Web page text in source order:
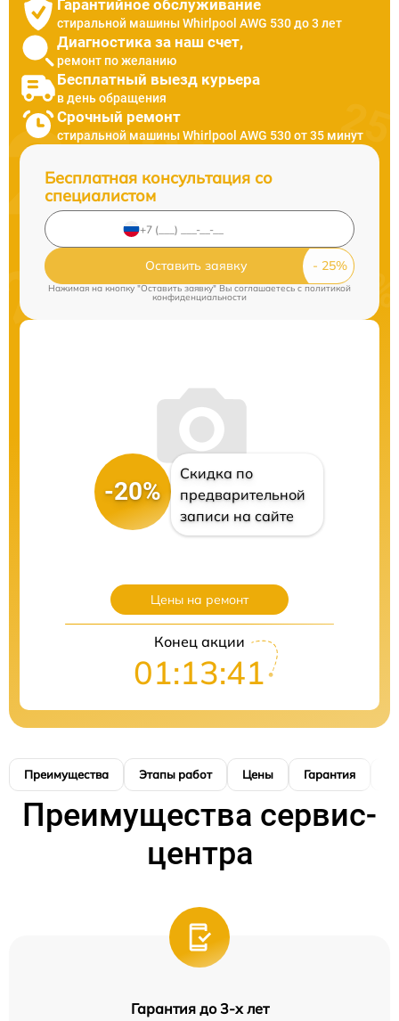
Гарантийное обслуживание
стиральной машины Whirlpool AWG 530 до 3 лет
Диагностика за наш счет,
ремонт по желанию
Бесплатный выезд курьера
в день обращения
Срочный ремонт
стиральной машины Whirlpool AWG 530 от 35 минут
Бесплатная консультация со
специалистом
Оставить заявку
Нажимая на кнопку "Оставить заявку" Вы соглашаетесь c политикой
конфиденциальности
-20%
Скидка по
предварительной
записи на сайте
Цены на ремонт
Конец акции
01:13:40
Преимущества Этапы работ Цены Гарантия
Преимущества сервис-
центра
Гарантия до 3-х лет